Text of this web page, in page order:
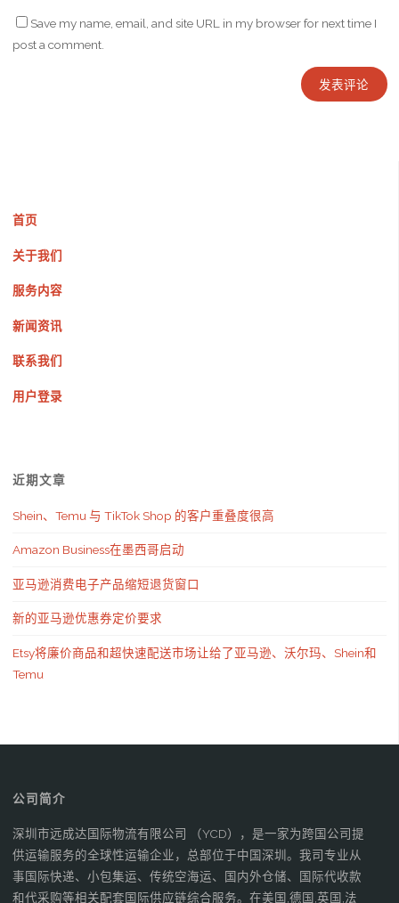
Save my name, email, and site URL in my browser for next time I
post a comment.
首页
关于我们
服务内容
新闻资讯
联系我们
用户登录
近期文章
Shein、Temu 与 TikTok Shop 的客户重叠度很高
Amazon Business在墨西哥启动
亚马逊消费电子产品缩短退货窗口
新的亚马逊优惠券定价要求
Etsy将廉价商品和超快速配送市场让给了亚马逊、沃尔玛、Shein和
Temu
公司简介
深圳市远成达国际物流有限公司 （YCD），是一家为跨国公司提
供运输服务的全球性运输企业，总部位于中国深圳。我司专业从
事国际快递、小包集运、传统空海运、国内外仓储、国际代收款
和代采购等相关配套国际供应链综合服务。在美国,德国,英国,法